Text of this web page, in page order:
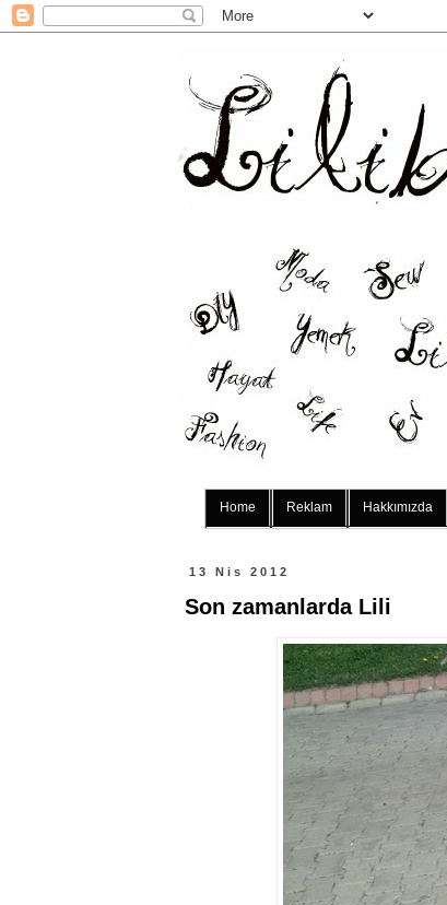
Home Reklam Hakkımızda
13 Nis 2012
Son zamanlarda Lili